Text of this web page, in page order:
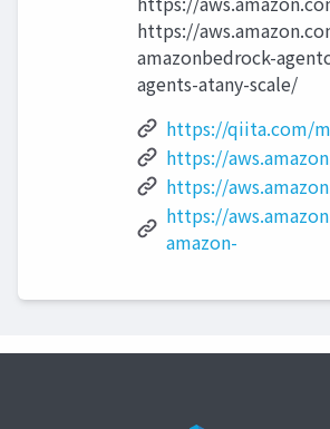
https://
amazonbedrock-
agents-atany-scale/
https://qiita.com/
https://
https://
https://
amazon-